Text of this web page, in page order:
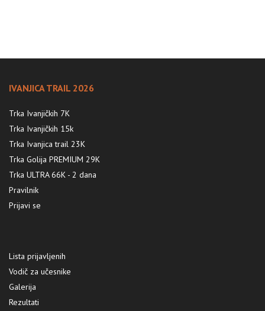
IVANJICA TRAIL 2026
Trka Ivanjičkih 7K
Trka Ivanjičkih 15k
Trka Ivanjica trail 23K
Trka Golija PREMIUM 29K
Trka ULTRA 66K - 2 dana
Pravilnik
Prijavi se
Lista prijavljenih
Vodič za učesnike
Galerija
Rezultati